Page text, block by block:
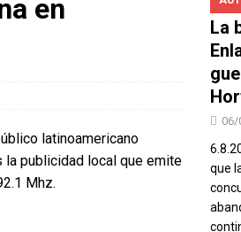
en
latinoamericano
la publicidad local que emite
Mhz.
La
06/
que